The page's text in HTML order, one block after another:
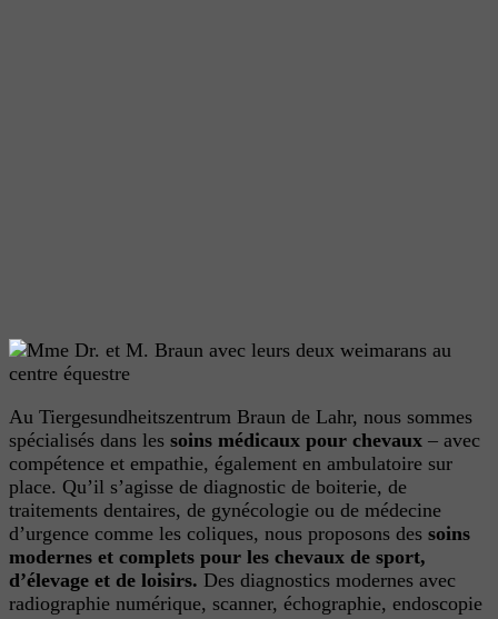
Au Tiergesundheitszentrum Braun de Lahr, nous sommes
spécialisés dans les soins médicaux pour chevaux – avec
compétence et empathie, également en ambulatoire sur
place. Qu’il s’agisse de diagnostic de boiterie, de
traitements dentaires, de gynécologie ou de médecine
d’urgence comme les coliques, nous proposons des soins
modernes et complets pour les chevaux de sport,
d’élevage et de loisirs. Des diagnostics modernes avec
radiographie numérique, scanner, échographie, endoscopie